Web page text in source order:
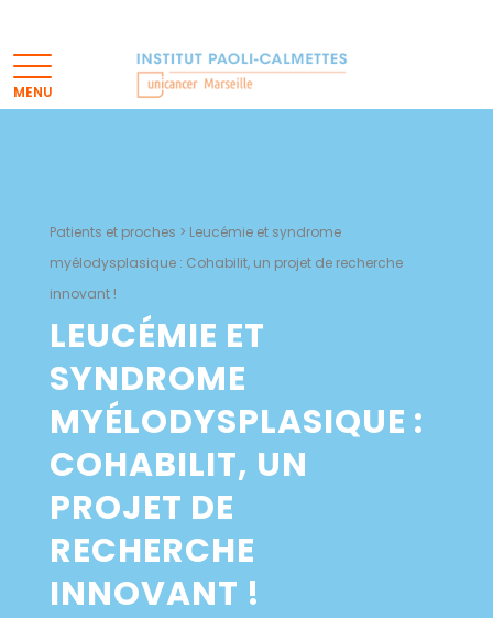
Patients et proches > Leucémie et syndrome
myélodysplasique : Cohabilit, un projet de recherche
innovant !
LEUCÉMIE ET
SYNDROME
MYÉLODYSPLASIQUE :
COHABILIT, UN
PROJET DE
RECHERCHE
INNOVANT !